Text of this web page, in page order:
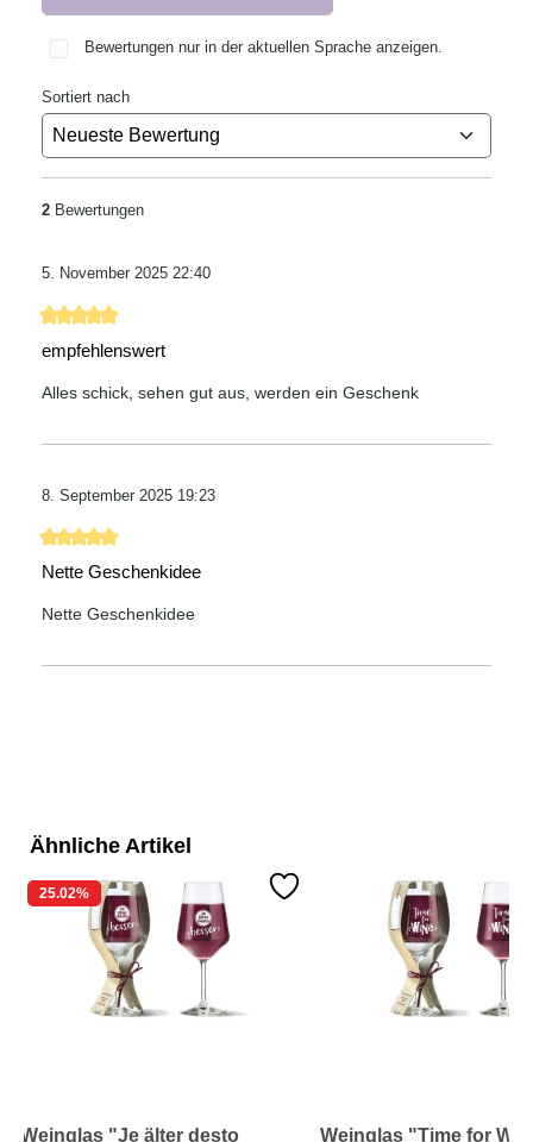
Bewertungen nur in der aktuellen Sprache anzeigen.
Sortiert nach
2 Bewertungen
5. November 2025 22:40
Bewertung mit 5 von 5 Sternen
empfehlenswert
Alles schick, sehen gut aus, werden ein Geschenk
8. September 2025 19:23
Bewertung mit 5 von 5 Sternen
Nette Geschenkidee
Nette Geschenkidee
Ähnliche Artikel
25.02%
Weinglas "Je älter desto
Weinglas "Time for